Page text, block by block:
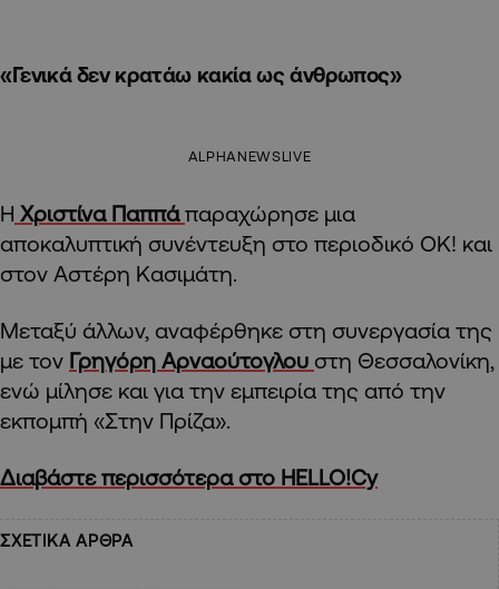
«Γενικά δεν κρατάω κακία ως άνθρωπος»
ALPHANEWSLIVE
Η Χριστίνα Παππάπαραχώρησε μια
αποκαλυπτική συνέντευξη στο περιοδικό ΟΚ! και
στον Αστέρη Κασιμάτη.
Μεταξύ άλλων, αναφέρθηκε στη συνεργασία της
με τον Γρηγόρη Αρναούτογλου στη Θεσσαλονίκη,
ενώ μίλησε και για την εμπειρία της από την
εκπομπή «Στην Πρίζα».
Διαβάστε περισσότερα στο HELLO!Cy
ΣΧΕΤΙΚΑ ΑΡΘΡΑ